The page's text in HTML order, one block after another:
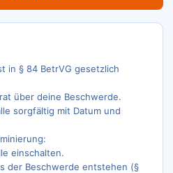
in § 84 BetrVG gesetzlich
über deine Beschwerde.
sorgfältig mit Datum und
einschalten.
der Beschwerde entstehen (§